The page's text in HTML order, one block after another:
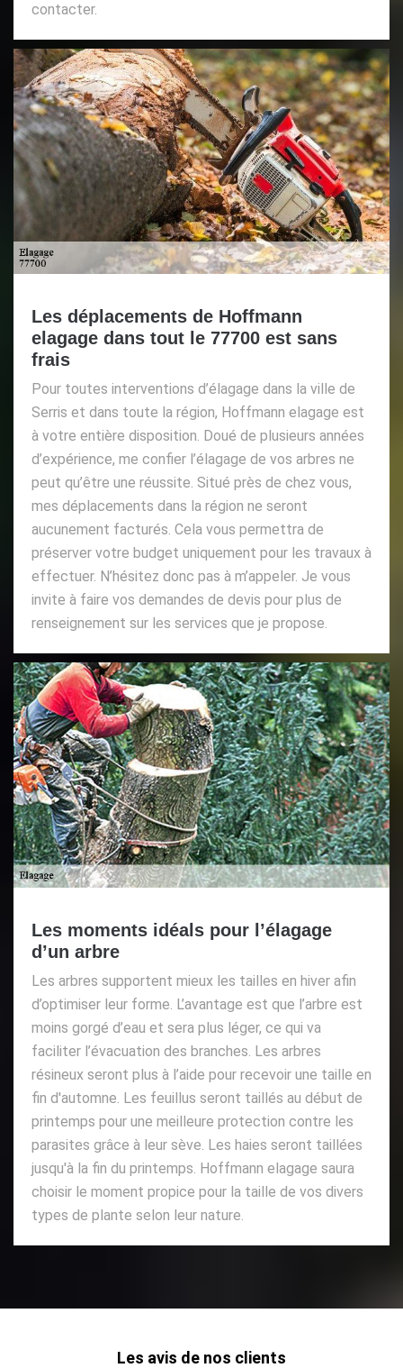
contacter.
Les déplacements de Hoffmann
elagage dans tout le 77700 est sans
frais
Pour toutes interventions d’élagage dans la ville de
Serris et dans toute la région, Hoffmann elagage est
à votre entière disposition. Doué de plusieurs années
d’expérience, me confier l’élagage de vos arbres ne
peut qu’être une réussite. Situé près de chez vous,
mes déplacements dans la région ne seront
aucunement facturés. Cela vous permettra de
préserver votre budget uniquement pour les travaux à
effectuer. N’hésitez donc pas à m’appeler. Je vous
invite à faire vos demandes de devis pour plus de
renseignement sur les services que je propose.
Les moments idéals pour l’élagage
d’un arbre
Les arbres supportent mieux les tailles en hiver afin
d’optimiser leur forme. L’avantage est que l’arbre est
moins gorgé d’eau et sera plus léger, ce qui va
faciliter l’évacuation des branches. Les arbres
résineux seront plus à l’aide pour recevoir une taille en
fin d'automne. Les feuillus seront taillés au début de
printemps pour une meilleure protection contre les
parasites grâce à leur sève. Les haies seront taillées
jusqu'à la fin du printemps. Hoffmann elagage saura
choisir le moment propice pour la taille de vos divers
types de plante selon leur nature.
Les avis de nos clients